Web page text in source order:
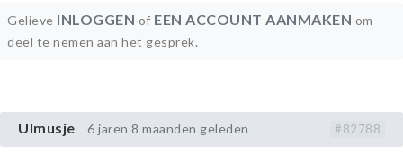
Gelieve INLOGGEN of EEN ACCOUNT AANMAKEN om
deel te nemen aan het gesprek.
Ulmusje 6 jaren 8 maanden geleden #82788